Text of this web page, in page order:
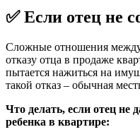
✅ Если отец не
Сложные отношения
отказу отца в продаже
пытается нажиться на
такой отказ – обычная
Что делать, если отец не
ребенка в квартире: